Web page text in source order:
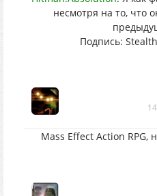
несмотря на то, что
Подпись:
Mass Effect Action RPG,